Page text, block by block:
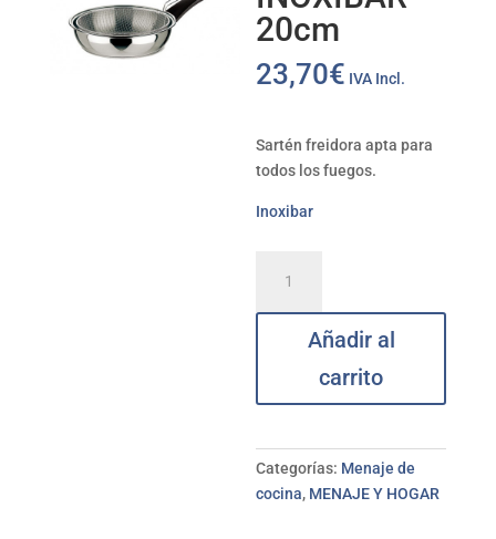
20cm
23,70€ IVA Incl.
Sartén freidora apta para
todos los fuegos.
Inoxibar
c/cestillo
INOXIBARAñadir al
carrito
Categorías: Menaje de
cocina, MENAJE Y HOGAR